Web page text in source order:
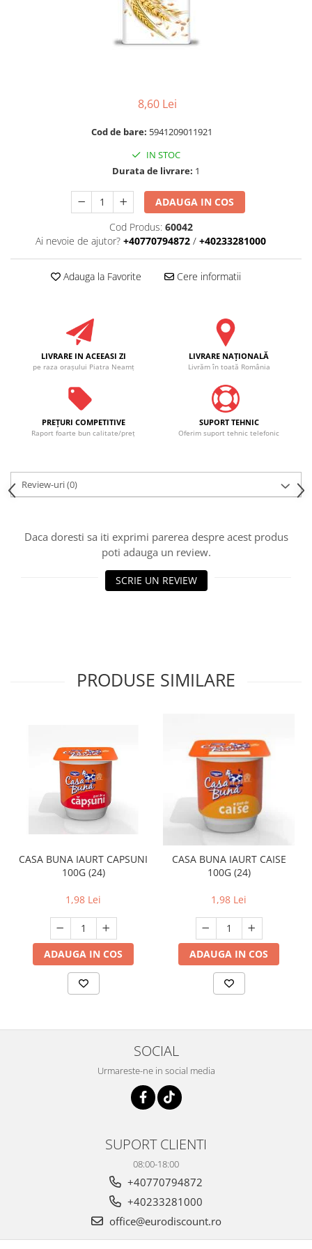
8,60 Lei
Cod de bare: 5941209011921
IN STOC
Durata de livrare: 1
ADAUGA IN COS
Cod Produs: 60042
Ai nevoie de ajutor? +40770794872 / +40233281000
Adauga la Favorite Cere informatii
LIVRARE IN ACEEASI ZI
pe raza oraşului Piatra Neamţ
LIVRARE NAŢIONALĂ
Livrăm în toată România
PREŢURI COMPETITIVE
Raport foarte bun calitate/preţ
SUPORT TEHNIC
Oferim suport tehnic telefonic
Review-uri(0)
Daca doresti sa iti exprimi parerea despre acest produs
poti adauga un review.
SCRIE UN REVIEW
PRODUSE SIMILARE
CASA BUNA IAURT CAPSUNI
100G (24)
1,98 Lei
ADAUGA IN COS
CASA BUNA IAURT CAISE
100G (24)
1,98 Lei
ADAUGA IN COS
SOCIAL
Urmareste-ne in social media
SUPORT CLIENTI
08:00-18:00
+40770794872
+40233281000
office@eurodiscount.ro